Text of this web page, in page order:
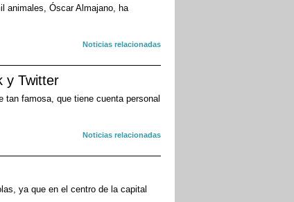
animales, Óscar Almajano, ha
Noticias relacionadas
y Twitter
tan famosa, que tiene cuenta personal
Noticias relacionadas
ya que en el centro de la capital